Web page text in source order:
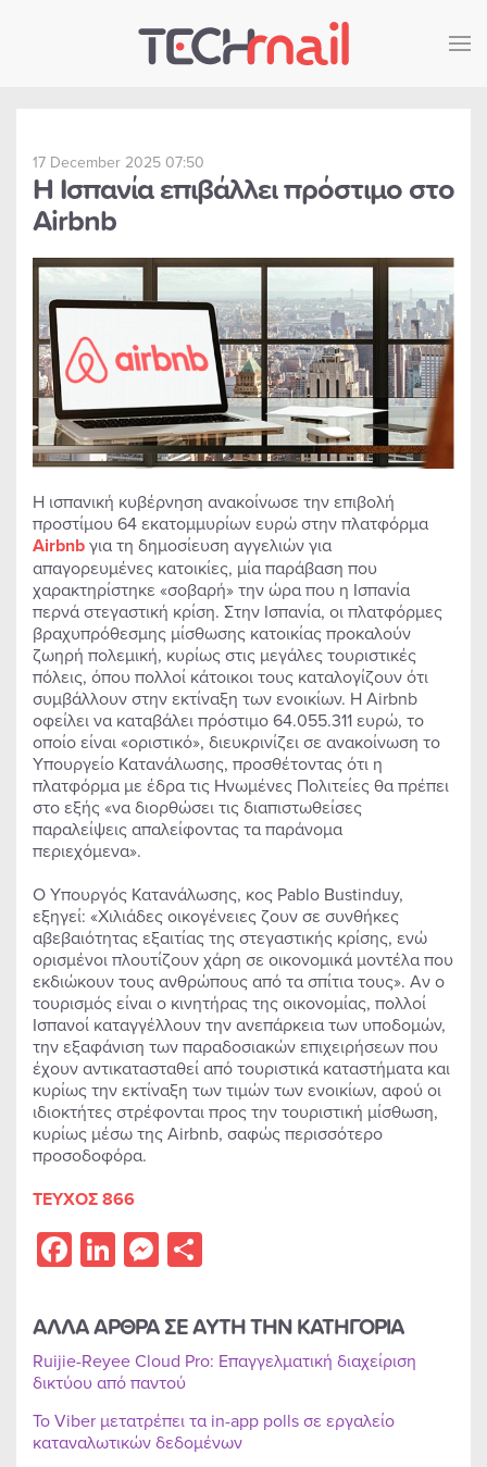
Skip to main content
17 December 2025 07:50
Η Ισπανία επιβάλλει πρόστιμο στο
Airbnb
Η ισπανική κυβέρνηση ανακοίνωσε την επιβολή
προστίμου 64 εκατομμυρίων ευρώ στην πλατφόρμα
Airbnbγια τη δημοσίευση αγγελιών για
απαγορευμένες κατοικίες, μία παράβαση που
χαρακτηρίστηκε «σοβαρή» την ώρα που η Ισπανία
περνά στεγαστική κρίση. Στην Ισπανία, οι πλατφόρμες
βραχυπρόθεσμης μίσθωσης κατοικίας προκαλούν
ζωηρή πολεμική, κυρίως στις μεγάλες τουριστικές
πόλεις, όπου πολλοί κάτοικοι τους καταλογίζουν ότι
συμβάλλουν στην εκτίναξη των ενοικίων. Η Airbnb
οφείλει να καταβάλει πρόστιμο 64.055.311 ευρώ, το
οποίο είναι «οριστικό», διευκρινίζει σε ανακοίνωση το
Υπουργείο Κατανάλωσης, προσθέτοντας ότι η
πλατφόρμα με έδρα τις Ηνωμένες Πολιτείες θα πρέπει
στο εξής «να διορθώσει τις διαπιστωθείσες
παραλείψεις απαλείφοντας τα παράνομα
περιεχόμενα».
Ο Υπουργός Κατανάλωσης, κος Pablo Bustinduy,
εξηγεί: «Χιλιάδες οικογένειες ζουν σε συνθήκες
αβεβαιότητας εξαιτίας της στεγαστικής κρίσης, ενώ
ορισμένοι πλουτίζουν χάρη σε οικονομικά μοντέλα που
εκδιώκουν τους ανθρώπους από τα σπίτια τους». Αν ο
τουρισμός είναι ο κινητήρας της οικονομίας, πολλοί
Ισπανοί καταγγέλλουν την ανεπάρκεια των υποδομών,
την εξαφάνιση των παραδοσιακών επιχειρήσεων που
έχουν αντικατασταθεί από τουριστικά καταστήματα και
κυρίως την εκτίναξη των τιμών των ενοικίων, αφού οι
ιδιοκτήτες στρέφονται προς την τουριστική μίσθωση,
κυρίως μέσω της Airbnb, σαφώς περισσότερο
προσοδοφόρα.
ΤΕΥΧΟΣ 866
Facebook
LinkedIn
Messenger
ΑΛΛΑ ΑΡΘΡΑ ΣΕ ΑΥΤΗ ΤΗΝ ΚΑΤΗΓΟΡΙΑ
Ruijie-Reyee Cloud Pro: Επαγγελματική διαχείριση
δικτύου από παντού
Το Viber μετατρέπει τα in-app polls σε εργαλείο
καταναλωτικών δεδομένων